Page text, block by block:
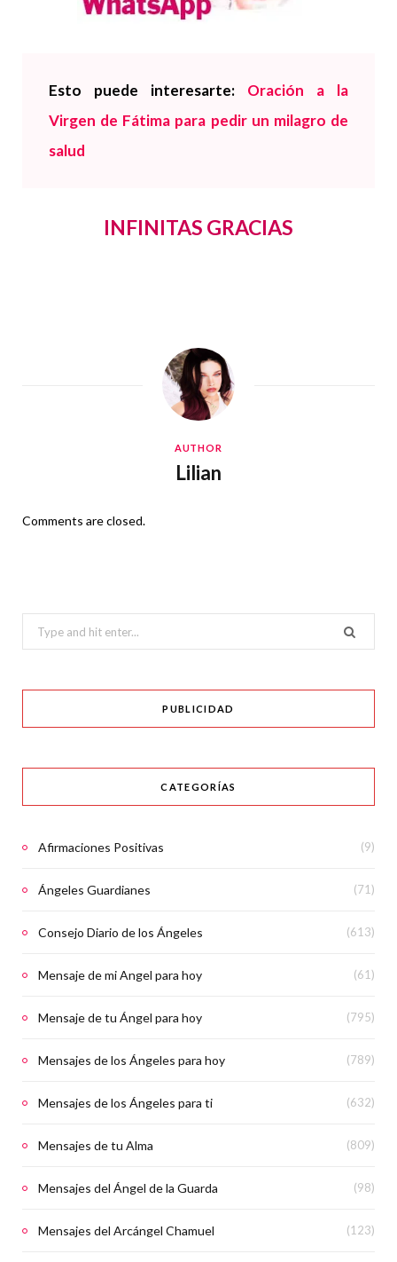
Esto puede interesarte: Oración a la
Virgen de Fátima para pedir un milagro de
salud
INFINITAS GRACIAS
AUTHOR
Lilian
Comments are closed.
for:
PUBLICIDAD
CATEGORÍAS
Afirmaciones Positivas (9)
Ángeles Guardianes (71)
Consejo Diario de los Ángeles (613)
Mensaje de mi Angel para hoy (61)
Mensaje de tu Ángel para hoy (795)
Mensajes de los Ángeles para hoy (789)
Mensajes de los Ángeles para ti (632)
Mensajes de tu Alma (809)
Mensajes del Ángel de la Guarda (98)
Mensajes del Arcángel Chamuel (123)